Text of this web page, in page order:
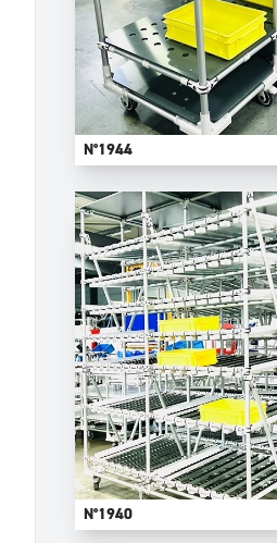
N°1944
N°1940